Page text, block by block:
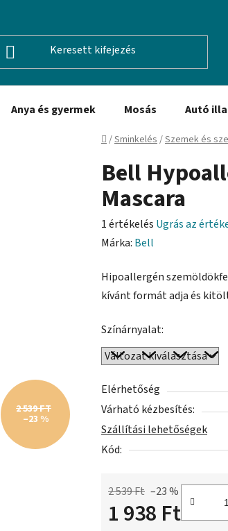
Anya és gyermek Mosás Autó
Kezdőlap
/Sminkelés/Szemek és
Bell
Mascara
A
termék
értékelése
5-
5,0
csillag.
1 értékelés Ugrás az
Márka: Bell
Hipoallergén
kívánt formát adja és
Színárnyalat:
Elérhetőség
Várható kézbesítés:
Szállítási lehetőségek
Kód:
2 539 Ft –23 %
1 938 Ft
2 539 FT
–23 %